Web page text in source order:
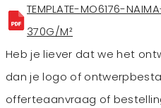
TEMPLATE-MO6176-
370G/M²
Heb je liever dat we het
dan je logo of
offerteaanvraag of